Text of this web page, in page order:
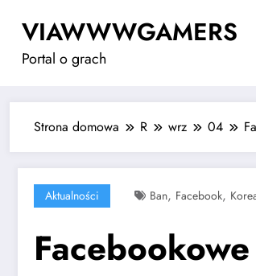
treści
VIAWWWGAMERS
Portal o grach
Strona domowa R wrz 04
Aktualności Ban, Facebook,